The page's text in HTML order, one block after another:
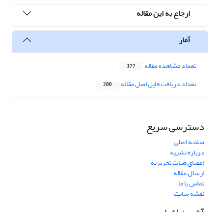
ارجاع به این مقاله
آمار
تعداد مشاهده مقاله 377
تعداد دریافت فایل اصل مقاله 280
دسترسی سریع
صفحه اصلی
درباره نشریه
اعضای هیات تحریریه
ارسال مقاله
تماس با ما
نقشه سایت